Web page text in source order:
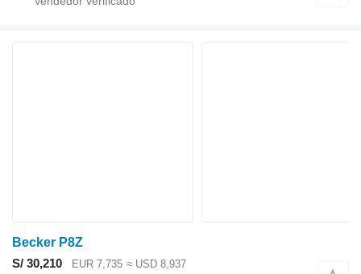
Becker P8Z
S/ 30,210
EUR 7,735 ≈ USD 8,937